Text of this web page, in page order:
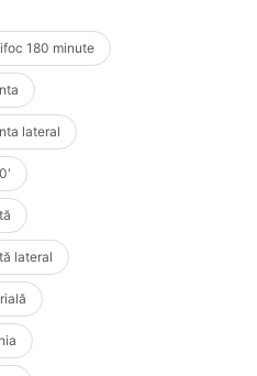
180 minute
lateral
lateral